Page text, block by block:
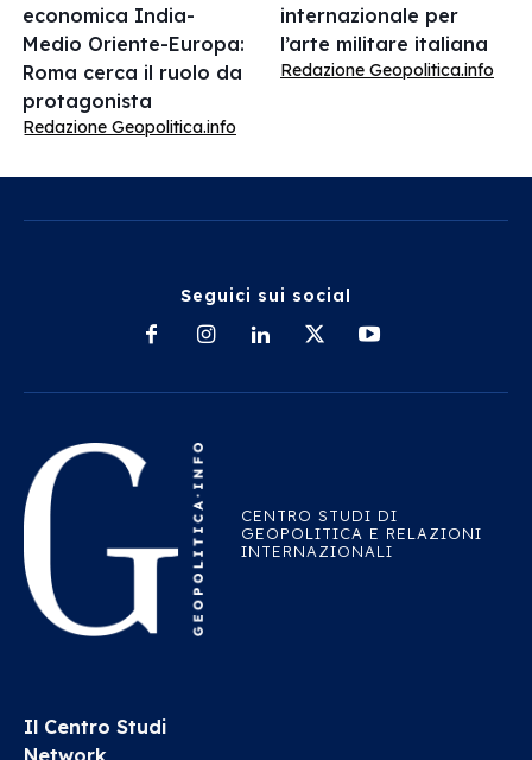
economica India-
Medio Oriente-Europa:
Roma cerca il ruolo da
protagonista
Redazione Geopolitica.info
internazionale per
l’arte militare italiana
Redazione Geopolitica.info
Seguici sui social
CENTRO STUDI DI
GEOPOLITICA E RELAZIONI
INTERNAZIONALI
Il Centro Studi